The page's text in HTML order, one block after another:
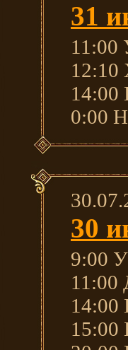
31
11:00
12:10
14:00
0:00
30
9:00
11:00
14:00
15:00